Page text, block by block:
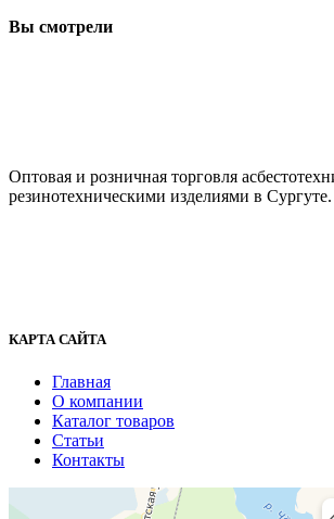
Вы смотрели
Оптовая и розничная торговля
резинотехническими изделиями в Сургуте.
КАРТА САЙТА
Главная
О компании
Каталог товаров
Статьи
Контакты